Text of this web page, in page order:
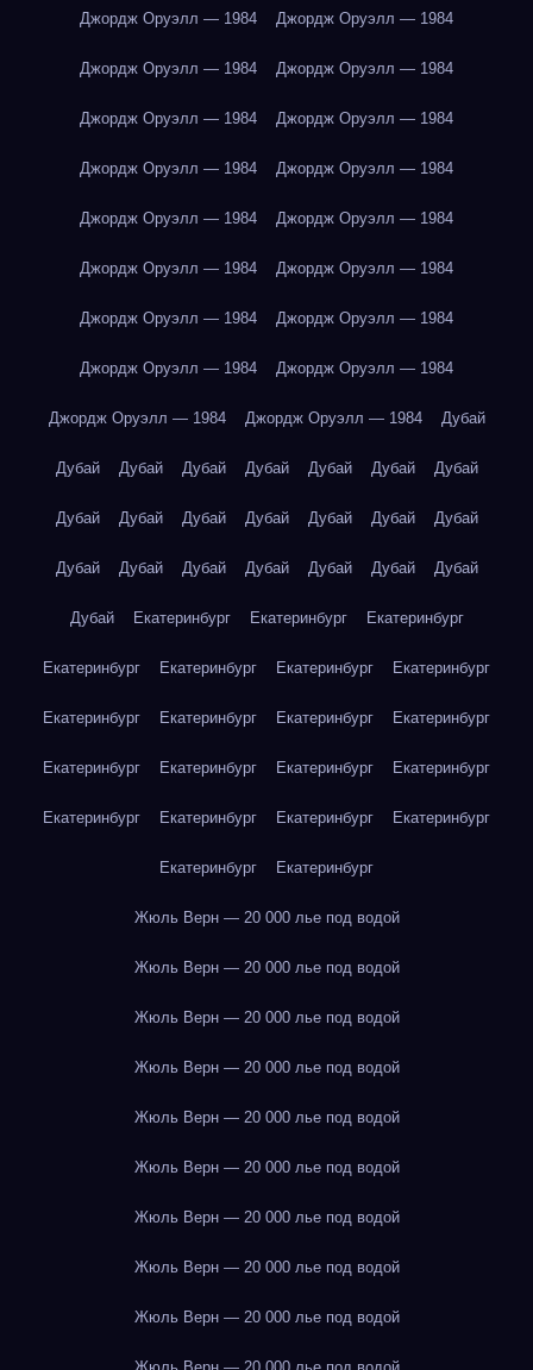
Джордж Оруэлл — 1984 Джордж Оруэлл — 1984
Джордж Оруэлл — 1984 Джордж Оруэлл — 1984
Джордж Оруэлл — 1984 Джордж Оруэлл — 1984
Джордж Оруэлл — 1984 Джордж Оруэлл — 1984
Джордж Оруэлл — 1984 Джордж Оруэлл — 1984
Джордж Оруэлл — 1984 Джордж Оруэлл — 1984
Джордж Оруэлл — 1984 Джордж Оруэлл — 1984
Джордж Оруэлл — 1984 Джордж Оруэлл — 1984
Джордж Оруэлл — 1984 Джордж Оруэлл — 1984 Дубай
Дубай Дубай Дубай Дубай Дубай Дубай Дубай
Дубай Дубай Дубай Дубай Дубай Дубай Дубай
Дубай Дубай Дубай Дубай Дубай Дубай Дубай
Дубай Екатеринбург Екатеринбург Екатеринбург
Екатеринбург Екатеринбург Екатеринбург Екатеринбург
Екатеринбург Екатеринбург Екатеринбург Екатеринбург
Екатеринбург Екатеринбург Екатеринбург Екатеринбург
Екатеринбург Екатеринбург Екатеринбург Екатеринбург
Екатеринбург Екатеринбург
Жюль Верн — 20 000 лье под водой
Жюль Верн — 20 000 лье под водой
Жюль Верн — 20 000 лье под водой
Жюль Верн — 20 000 лье под водой
Жюль Верн — 20 000 лье под водой
Жюль Верн — 20 000 лье под водой
Жюль Верн — 20 000 лье под водой
Жюль Верн — 20 000 лье под водой
Жюль Верн — 20 000 лье под водой